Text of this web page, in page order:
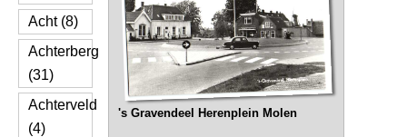
Acht (8)
Achterberg
(31)
Achterveld
(4)
's Gravendeel Herenplein Molen